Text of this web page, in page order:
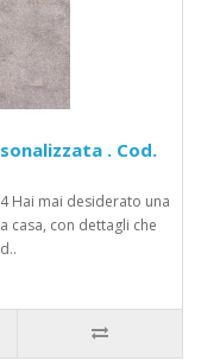
. Cod.
Hai mai desiderato una
casa, con dettagli che